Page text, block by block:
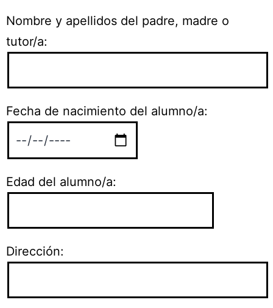
Nombre y apellidos del padre, madre o
tutor/a:
Fecha de nacimiento del alumno/a:
Edad del alumno/a:
Dirección: